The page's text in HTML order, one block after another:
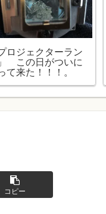
プロジェクターラン
この日がついに
て来た！！！。
コピー